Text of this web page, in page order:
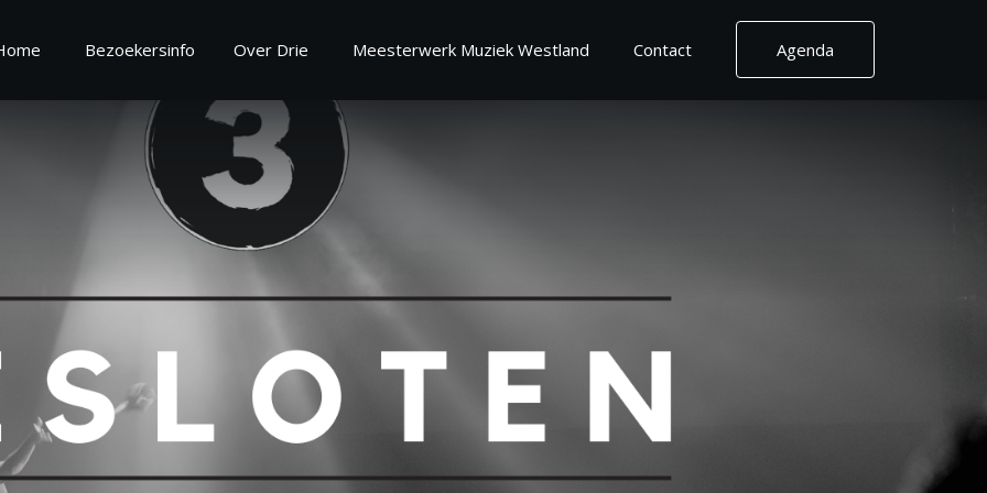
Bezoekersinfo
vragen
Over
Over Drie
Zaalinformatie
Vrienden van
Over Drie Meesterwerk Muziek Westland Contact Agenda